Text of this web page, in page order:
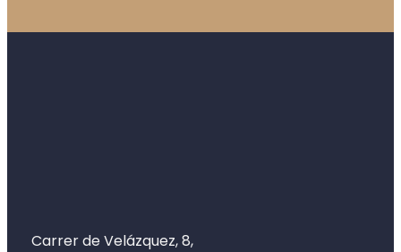
Carrer de Velázquez, 8,